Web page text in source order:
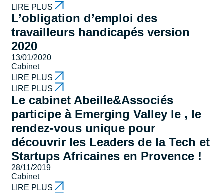
LIRE PLUS
L’obligation d’emploi des
travailleurs handicapés version
2020
13/01/2020
Cabinet
LIRE PLUS
LIRE PLUS
Le cabinet Abeille&Associés
participe à Emerging Valley le , le
rendez-vous unique pour
découvrir les Leaders de la Tech et
Startups Africaines en Provence !
28/11/2019
Cabinet
LIRE PLUS